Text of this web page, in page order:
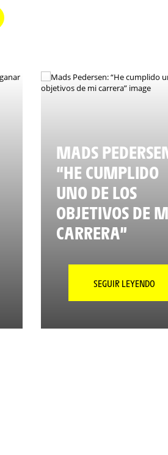
MADS
“HE CUMPLIDO
UNO DE LOS
OBJETIVOS DE
CARRERA”
SEGUIR LEYENDO